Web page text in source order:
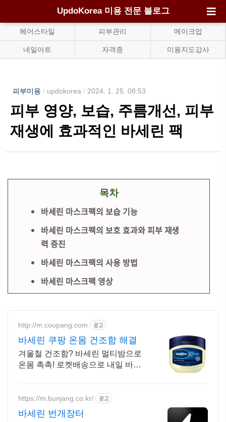
UpdoKorea 미용 전문 블로그
헤어스타일 피부관리 메이크업
네일아트 자격증 미용지도강사
피부미용 / updokorea / 2024. 1. 25. 08:53
피부 영양, 보습, 주름개선, 피부
재생에 효과적인 바세린 팩
목차
바세린 마스크팩의 보습 기능
바세린 마스크팩의 보호 효과와 피부 재생
력 증진
바세린 마스크팩의 사용 방법
바세린 마스크팩 영상
http://m.coupang.com 광고
바세린 쿠팡 온몸 건조함 해결
겨울철 건조함? 바세린 멀티밤으로
온몸 촉촉! 로켓배송으로 내일 바로!
https://m.bunjang.co.kr/ 광고
바세린 번개장터